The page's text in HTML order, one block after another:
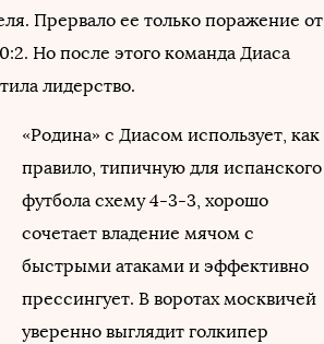
Прервало ее только поражение от
Но после этого команда Диаса
лидерство.
«Родина» с Диасом использует, как
правило, типичную для испанского
футбола схему 4-3-3, хорошо
сочетает владение мячом с
быстрыми атаками и эффективно
прессингует. В воротах москвичей
уверенно выглядит голкипер